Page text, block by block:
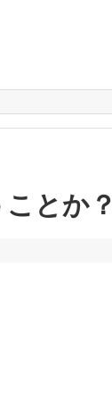
とか？